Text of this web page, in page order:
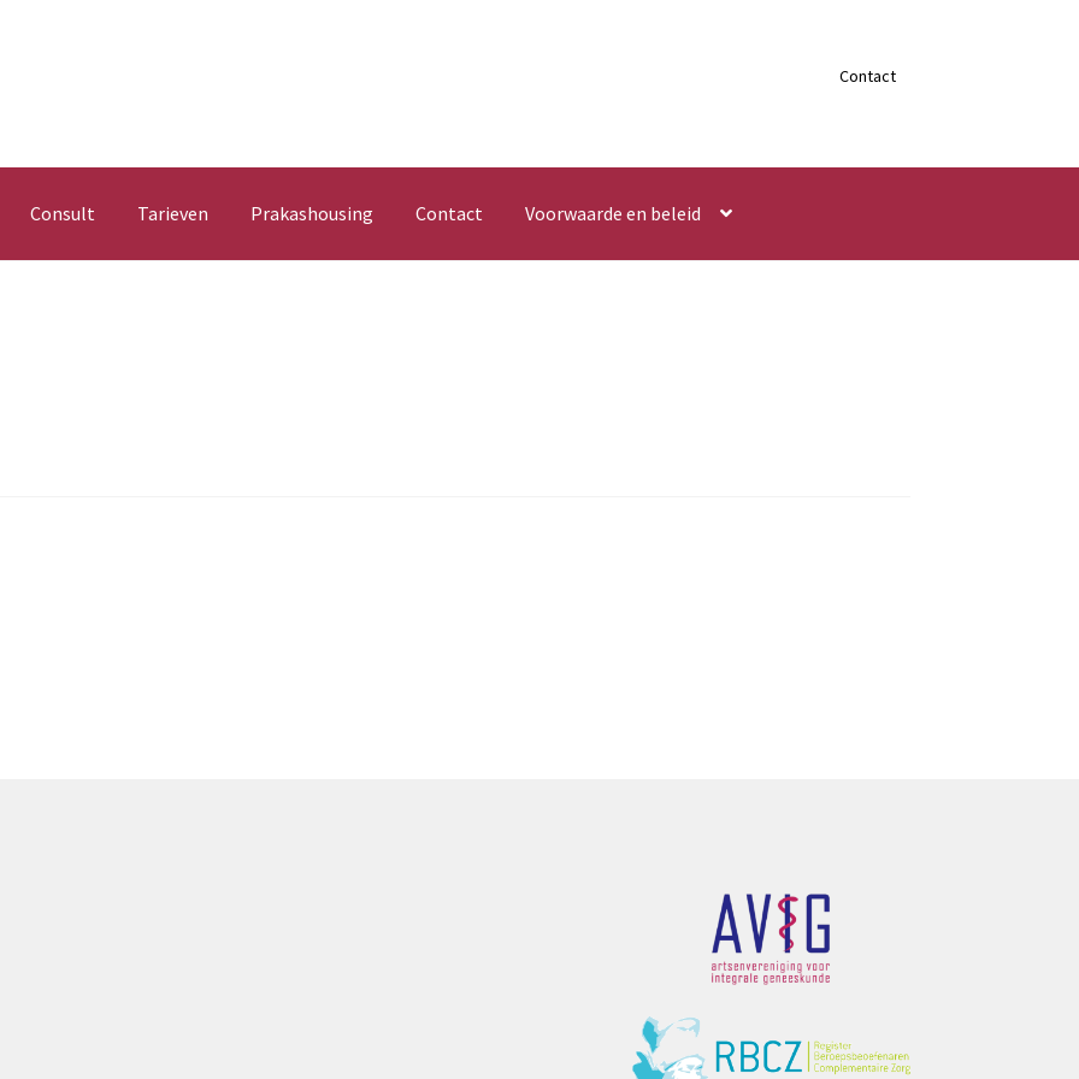
Contact
Consult Tarieven Prakashousing Contact Voorwaarde en beleid